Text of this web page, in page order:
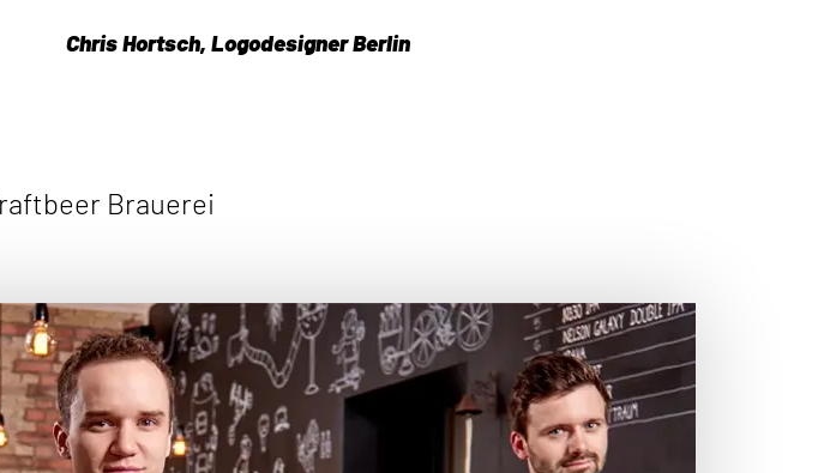
Chris Hortsch, Logodesigner Berlin
Brauerei